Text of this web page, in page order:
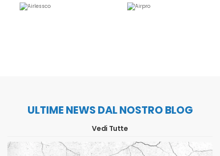
ULTIME NEWS DAL NOSTRO BLOG
Vedi Tutte